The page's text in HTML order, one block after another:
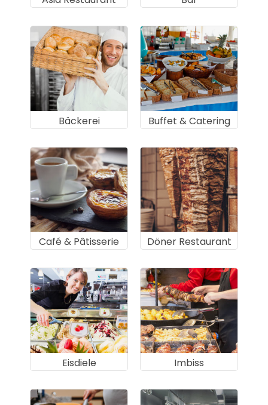
Bäckerei Buffet & Catering
Café & Pâtisserie Döner Restaurant
Eisdiele Imbiss